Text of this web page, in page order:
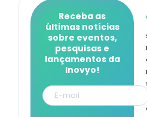
Receba as
últimas notícias
sobre eventos,
pesquisas e
lançamentos da
Inovyo!